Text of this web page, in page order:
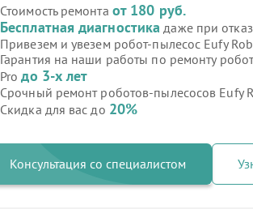
Стоимость ремонта от 180 руб.
Бесплатная диагностика даже при
Привезем и увезем робот-пылесос Eufy
Гарантия на наши работы по ремонту
Proдо 3-х лет
Срочный ремонт роботов-пылесосов Eufy
Скидка для вас до 20%
Консультация со специалистом